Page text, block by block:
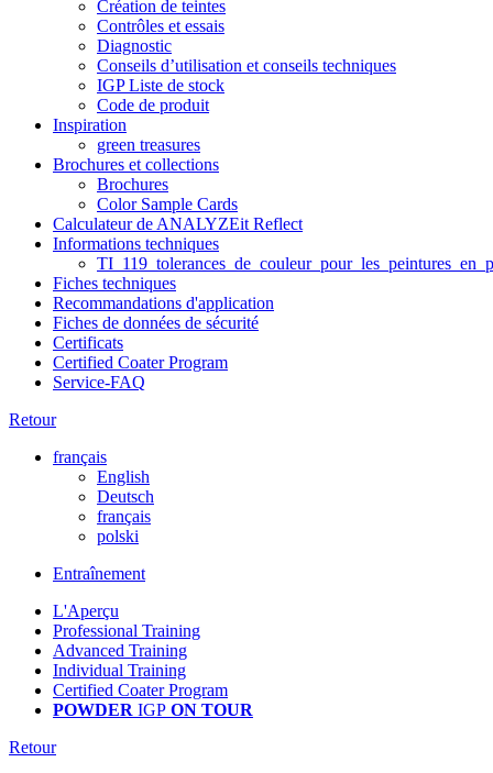
Création de teintes
Contrôles et essais
Diagnostic
Conseils d’utilisation et conseils techniques
IGP Liste de stock
Code de produit
Inspiration
green treasures
Brochures et collections
Brochures
Color Sample Cards
Calculateur de ANALYZEit Reflect
Informations techniques
Fiches techniques
Recommandations d'application
Fiches de données de sécurité
Certificats
Certified Coater Program
Service-FAQ
Retour
français
English
Deutsch
français
polski
Entraînement
L'Aperçu
Professional Training
Advanced Training
Individual Training
Certified Coater Program
POWDER IGP ON TOUR
Retour